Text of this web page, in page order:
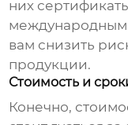
них
международным
вам снизить
продукции.
Стоимость и
Конечно,